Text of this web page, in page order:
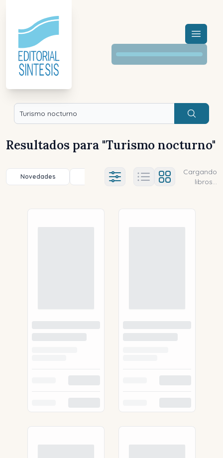
Menú
Buscar
Resultados para "Turismo nocturno"
Novedades Título (a-z) Título (z-a)
Ajustes abierto
Cargando
libros...